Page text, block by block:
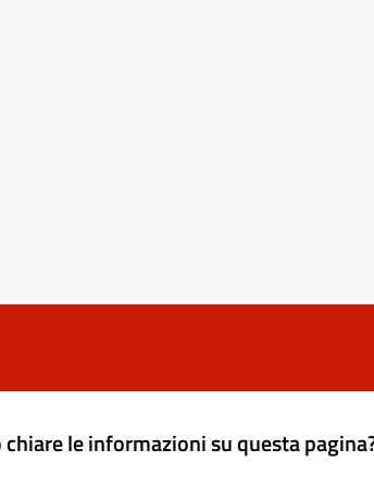
le informazioni su questa